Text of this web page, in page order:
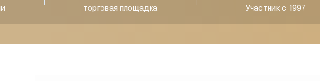
торговая площадка Участник с 1997